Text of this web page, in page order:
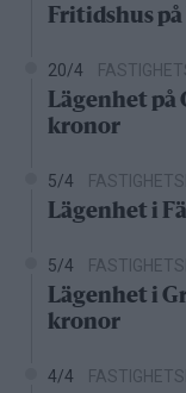
Fritidshus på
20/4
Lägenhet på
kronor
5/4
Lägenhet i
5/4
Lägenhet i
kronor
4/4